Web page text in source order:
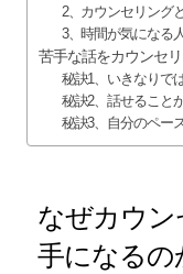
2、カウンセリング
3、時間が気になる
苦手な話をカウンセ
秘訣1、いきなりで
秘訣2、話せること
秘訣3、自分のペー
なぜカウ
手になるの